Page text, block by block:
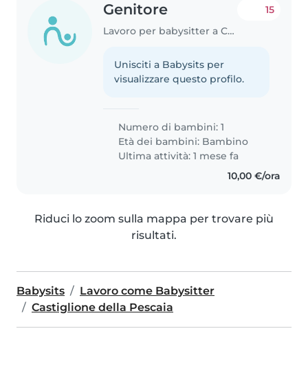
Genitore
Lavoro per babysitter a Castiglione della Pescaia
15
Unisciti a Babysits per
visualizzare questo profilo.
Numero di bambini: 1
Età dei bambini: Bambino
Ultima attività: 1 mese fa
10,00 €/ora
Riduci lo zoom sulla mappa per trovare più
risultati.
Babysits
Lavoro come Babysitter
Castiglione della Pescaia